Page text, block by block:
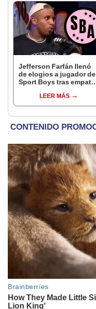
Jefferson Farfán llenó
de elogios a jugador de
Sport Boys tras empate
"Ojalá puedas volver
pronto a tu casa"
LEER MÁS